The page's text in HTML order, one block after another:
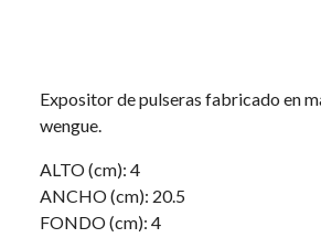
Expositor de pulseras fabricado en
wengue.
ALTO (cm): 4
ANCHO (cm): 20.5
FONDO (cm): 4